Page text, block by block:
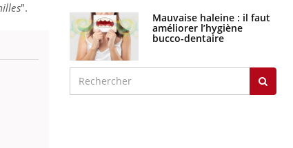
".
Mauvaise haleine : il faut
améliorer l’hygiène
bucco-dentaire